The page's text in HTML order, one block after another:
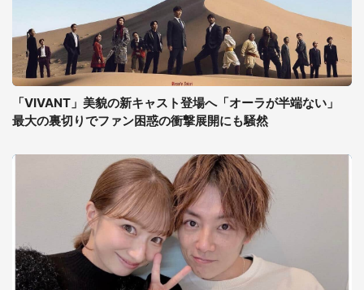
「VIVANT」美貌の新キャスト登場へ「オーラが半端ない」
最大の裏切りでファン困惑の衝撃展開にも騒然